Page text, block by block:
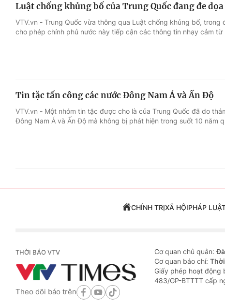
Luật chống khủng bố của Trung Quốc đang đe
VTV.vn - Trung Quốc vừa thông qua Luật chống khủng bố, trong
cho phép chính phủ nước này tiếp cận các thông tin nhạy cảm từ
Tin tặc tấn công các nước Đông Nam Á và Ấn Độ
VTV.vn - Một nhóm tin tặc được cho là của Trung Quốc đã do
Đông Nam Á và Ấn Độ mà không bị phát hiện trong suốt 10 năm
CHÍNH TRỊXÃ HỘIPHÁP
THỜI BÁO VTV
Theo dõi báo trên
Cơ quan chủ quản:
Cơ quan báo chí:
Giấy phép hoạt động
483/GP-BTTTT cấp